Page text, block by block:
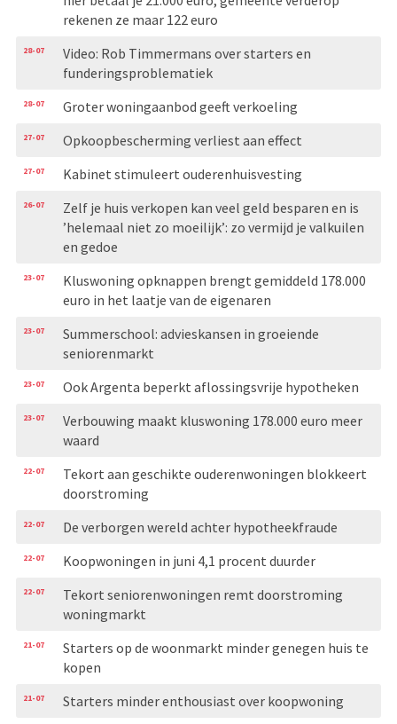
rekenen ze maar 122 euro
28-07
Video: Rob Timmermans over starters en
funderingsproblematiek
28-07 Groter woningaanbod geeft verkoeling
27-07 Opkoopbescherming verliest aan effect
27-07 Kabinet stimuleert ouderenhuisvesting
26-07
Zelf je huis verkopen kan veel geld besparen en is
’helemaal niet zo moeilijk’: zo vermijd je valkuilen
en gedoe
23-07
Kluswoning opknappen brengt gemiddeld 178.000
euro in het laatje van de eigenaren
23-07
Summerschool: advieskansen in groeiende
seniorenmarkt
23-07 Ook Argenta beperkt aflossingsvrije hypotheken
23-07
Verbouwing maakt kluswoning 178.000 euro meer
waard
22-07
Tekort aan geschikte ouderenwoningen blokkeert
doorstroming
22-07 De verborgen wereld achter hypotheekfraude
22-07 Koopwoningen in juni 4,1 procent duurder
22-07
Tekort seniorenwoningen remt doorstroming
woningmarkt
21-07
Starters op de woonmarkt minder genegen huis te
kopen
21-07 Starters minder enthousiast over koopwoning